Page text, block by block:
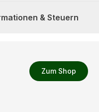
Zum Shop
& Steuern